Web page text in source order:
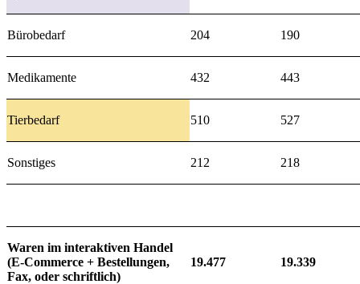
Bürobedarf 204 190
Medikamente 432 443
Tierbedarf 510 527
Sonstiges 212 218
Waren im interaktiven Handel
(E-Commerce + Bestellungen,
Fax, oder schriftlich)
19.477 19.339